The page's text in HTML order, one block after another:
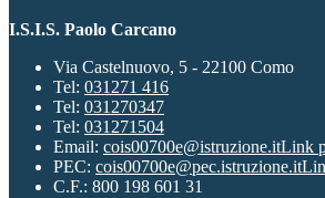
I.S.I.S. Paolo Carcano
Via Castelnuovo, 5 - 22100 Como
Tel: 031271 416
Tel: 031270347
Tel: 031271504
Email: cois00700e@istruzione.itLink
PEC: cois00700e@pec.istruzione.it
C.F.: 800 198 601 31